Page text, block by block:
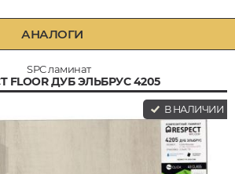
АНАЛОГИ
SPC ламинат
FLOOR ДУБ ЭЛЬБРУС 4205
В НАЛИЧИИ